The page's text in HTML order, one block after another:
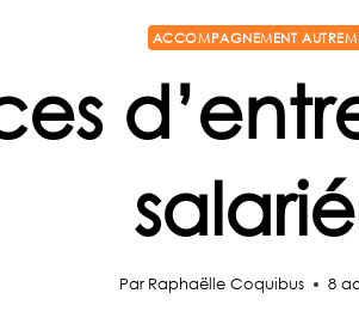
ACCOMPAGNEMENT
Par Raphaëlle Coquibus 8